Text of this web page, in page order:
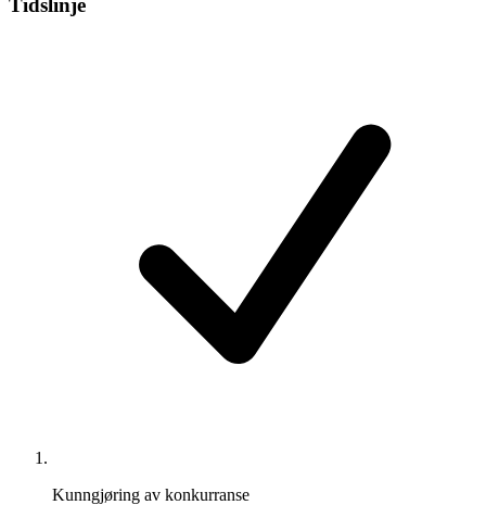
Tidslinje
Kunngjøring av konkurranse